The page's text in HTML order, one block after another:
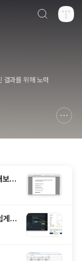
결과를 위해 노력
내